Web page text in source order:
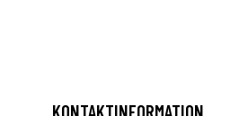
KONTAKTINFORMATION